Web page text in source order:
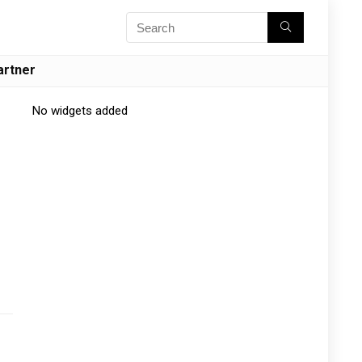
No widgets added